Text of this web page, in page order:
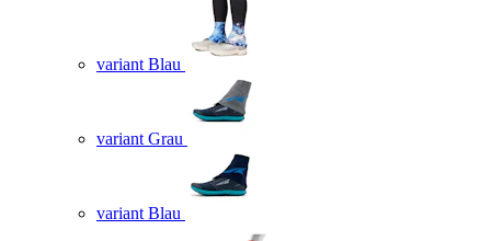
variant Blau
variant Grau
variant Blau